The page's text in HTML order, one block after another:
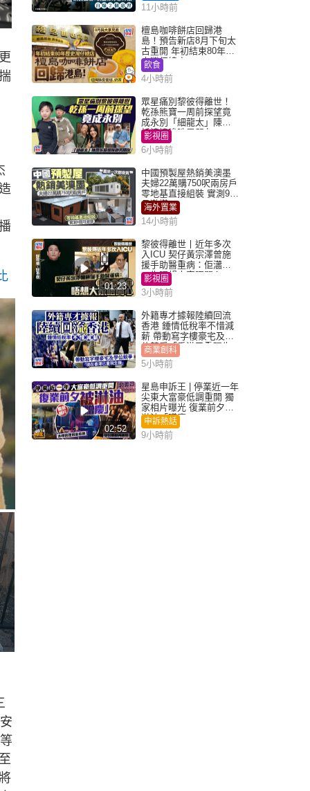
11小時前
檀島咖啡餅店回歸港
島！預告新店8月下旬太
古重開 年初結束80年歷
史灣仔總店
飲食
4小時前
眾星痛別黎彼得離世！
乾孫熊寶一周前探望竟
成永別「細龍太」陳思
圻淚憶唉吔男朋友
影視圈
6小時前
中國預製屋熱銷美澳墨
夫婦22萬購750呎兩房戶
零地基直接組裝 實測9個
月激讚
海外置業
14小時前
01:23
黎彼得離世丨近年多次
入ICU 契仔黃宗澤曾施
援手助醫重病：佢瀟灑
一生唔想大家唔開心
影視圈
3小時前
外籍專才據報陸續回流
香港 鍾情低稅率不惜減
薪 帶動寫字樓豪宅及學
位競爭「香港已重現生
機」
商業創科
5小時前
02:52
星島申訴王 | 停業近一年
尖東大富豪低調重開 獨
家相片曝光 復業前夕被
淋油「贈慶」
申訴熱話
9小時前